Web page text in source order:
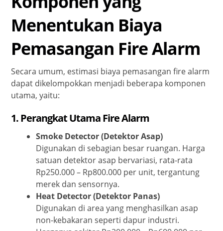
Menentukan Biaya
Pemasangan Fire Alarm
Secara umum, estimasi biaya pemasangan fire alarm
dapat dikelompokkan menjadi beberapa komponen
utama, yaitu:
1. Perangkat Utama Fire Alarm
Smoke Detector (Detektor Asap)
Digunakan di sebagian besar ruangan. Harga
satuan detektor asap bervariasi, rata-rata
Rp250.000 – Rp800.000 per unit, tergantung
merek dan sensornya.
Heat Detector (Detektor Panas)
Digunakan di area yang menghasilkan asap
non-kebakaran seperti dapur industri.